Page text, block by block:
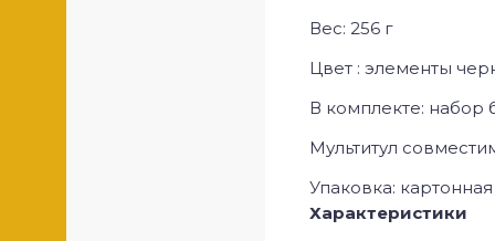
Вес: 256 г
Цвет : элементы
В комплекте: набор
Мультитул
Упаковка:
Характеристики